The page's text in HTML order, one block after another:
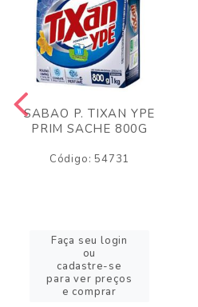
SABAO P. TIXAN YPE
PRIM SACHE 800G
Código: 54731
Faça seu login
ou
cadastre-se
para ver preços
e comprar